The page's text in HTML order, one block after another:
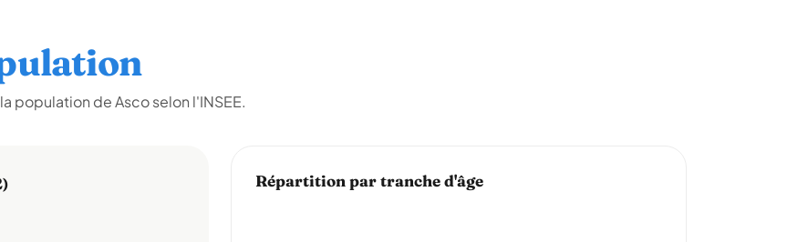
population de Asco selon l'INSEE.
Répartition par tranche d'âge